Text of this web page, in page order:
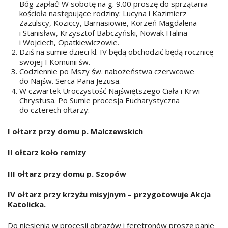
Bóg zapłać! W sobotę na g. 9.00 proszę do sprzątania
kościoła następujące rodziny: Lucyna i Kazimierz
Zazulscy, Koziccy, Barnasiowie, Korzeń Magdalena
i Stanisław, Krzysztof Babczyński, Nowak Halina
i Wojciech, Opatkiewiczowie.
Dziś na sumie dzieci kl. IV będą obchodzić będą rocznicę
swojej I Komunii św.
Codziennie po Mszy św. nabożeństwa czerwcowe
do Najśw. Serca Pana Jezusa.
W czwartek Uroczystość Najświętszego Ciała i Krwi
Chrystusa. Po Sumie procesja Eucharystyczna
do czterech ołtarzy:
I ołtarz przy domu p. Malczewskich
II ołtarz koło remizy
III ołtarz przy domu p. Szopów
IV ołtarz przy krzyżu misyjnym – przygotowuje Akcja
Katolicka.
Do niesienia w procesji obrazów i feretronów proszę panie